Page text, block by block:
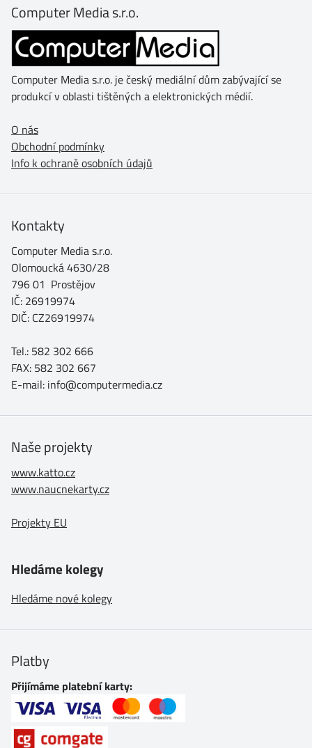
Computer Media s.r.o.
Computer Media s.r.o. je český mediální dům zabývající se
produkcí v oblasti tištěných a elektronických médií.
O nás
Obchodní podmínky
Info k ochraně osobních údajů
Kontakty
Computer Media s.r.o.
Olomoucká 4630/28
796 01 Prostějov
IČ: 26919974
DIČ: CZ26919974
Tel.: 582 302 666
FAX: 582 302 667
E-mail: info@computermedia.cz
Naše projekty
www.katto.cz
www.naucnekarty.cz
Projekty EU
Hledáme kolegy
Hledáme nové kolegy
Platby
Přijímáme platební karty: